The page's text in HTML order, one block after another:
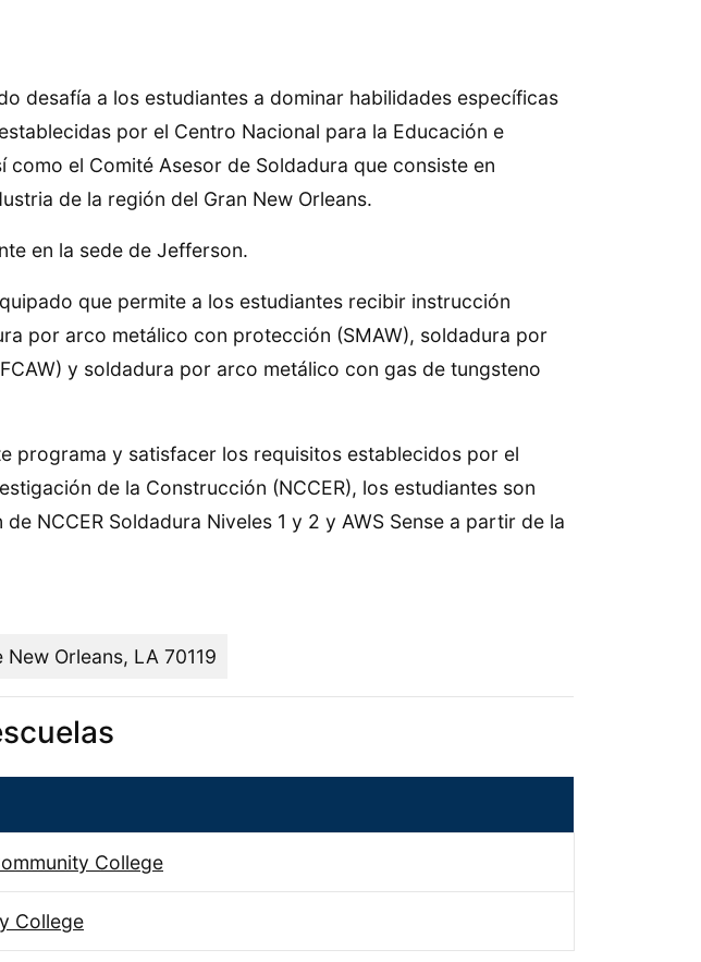
desafía a los estudiantes a dominar habilidades específicas
por el Centro Nacional para la Educación e
el Comité Asesor de Soldadura que consiste en
de la región del Gran New Orleans.
en la sede de Jefferson.
que permite a los estudiantes recibir instrucción
por arco metálico con protección (SMAW), soldadura por
y soldadura por arco metálico con gas de tungsteno
programa y satisfacer los requisitos establecidos por el
de la Construcción (NCCER), los estudiantes son
NCCER Soldadura Niveles 1 y 2 y AWS Sense a partir de la
Orleans, LA 70119
College
College